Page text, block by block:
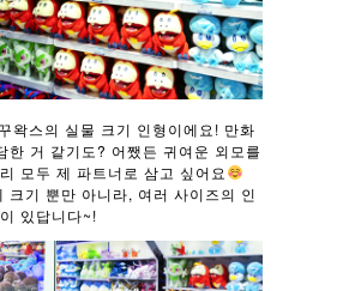
왁스의 실물 크기 인형이에요! 만화
한 거 같기도? 어쨌든 귀여운 외모를
모두 제 파트너로 삼고 싶어요
크기 뿐만 아니라, 여러 사이즈의 인
있답니다~!